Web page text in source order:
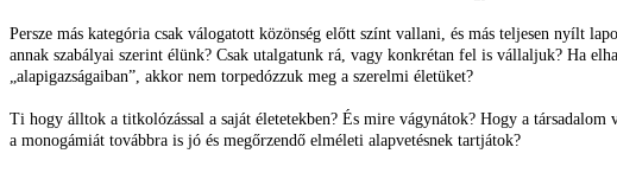
Persze más kategória csak válogatott közönség előtt színt vallani, és más teljesen nyílt
annak szabályai szerint élünk? Csak utalgatunk rá, vagy konkrétan fel is vállaljuk? Ha
„alapigazságaiban”, akkor nem torpedózzuk meg a szerelmi életüket?
Ti hogy álltok a titkolózással a saját életetekben? És mire vágynátok? Hogy a
a monogámiát továbbra is jó és megőrzendő elméleti alapvetésnek tartjátok?